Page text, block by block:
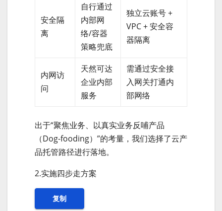
安全隔
离
自行通过
内部网
络/容器
策略兜底
独立云账号 +
VPC + 安全容
器隔离
内网访
问
天然可达
企业内部
服务
需通过安全接
入网关打通内
部网络
出于“聚焦业务、以真实业务反哺产品
（Dog-fooding）”的考量，我们选择了云产
品托管路径进行落地。
2.实施四步走方案
复制